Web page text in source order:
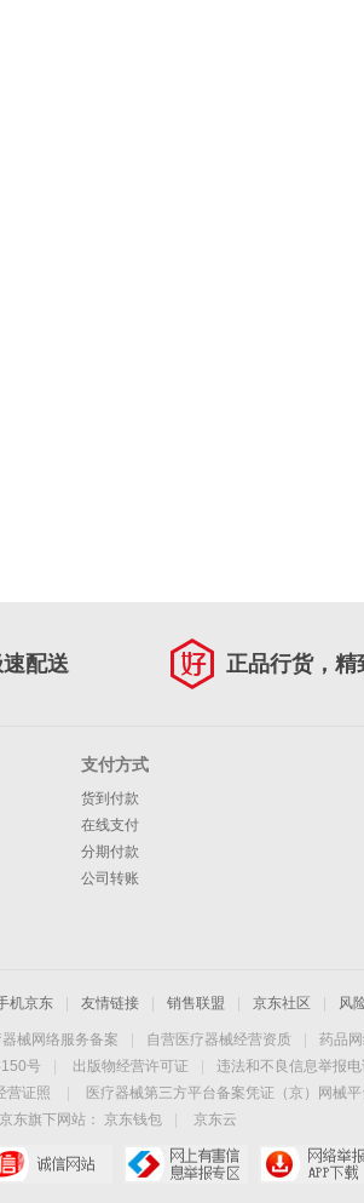
配送 正品行货，精
支付方式
货到付款
在线支付
分期付款
公司转账
机京东 友情链接 销售联盟 京东社区 风
械网络服务备案 自营医疗器械经营资质 药品
号
出版物经营许可证
违法和不良信息举报
营证照 医疗器械第三方平台备案凭证（京）网械
京东旗下网站：
京东钱包 京东云